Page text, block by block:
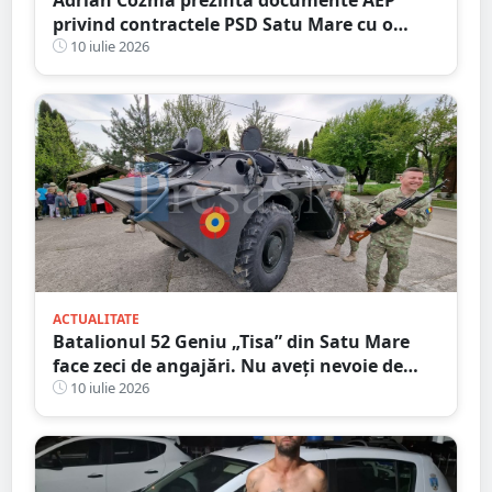
privind contractele PSD Satu Mare cu o
firmă din familia Govor. Valoarea depășește
un milion de lei
10 iulie 2026
ACTUALITATE
Batalionul 52 Geniu „Tisa” din Satu Mare
face zeci de angajări. Nu aveți nevoie de
Bacalaureat, salar atractiv
10 iulie 2026